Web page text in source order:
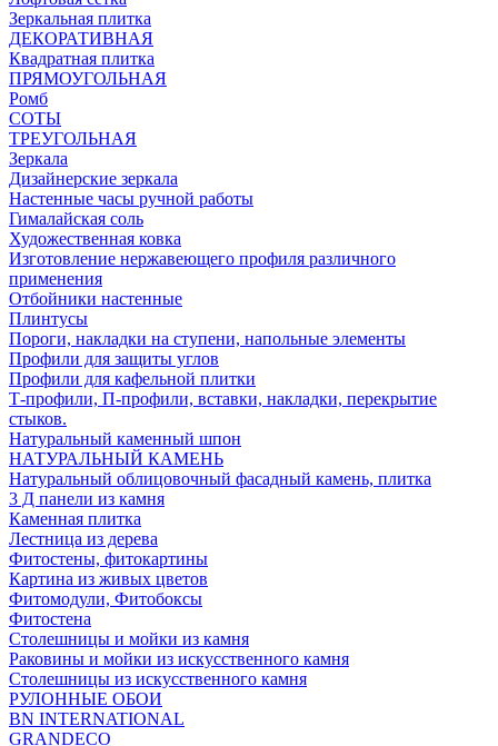
Зеркальная плитка
ДЕКОРАТИВНАЯ
Квадратная плитка
ПРЯМОУГОЛЬНАЯ
Ромб
СОТЫ
ТРЕУГОЛЬНАЯ
Зеркала
Дизайнерские зеркала
Настенные часы ручной работы
Гималайская соль
Художественная ковка
Изготовление нержавеющего профиля различного
применения
Отбойники настенные
Плинтусы
Пороги, накладки на ступени, напольные элементы
Профили для защиты углов
Профили для кафельной плитки
Т-профили, П-профили, вставки, накладки, перекрытие
стыков.
Натуральный каменный шпон
НАТУРАЛЬНЫЙ КАМЕНЬ
Натуральный облицовочный фасадный камень, плитка
3 Д панели из камня
Каменная плитка
Лестница из дерева
Фитостены, фитокартины
Картина из живых цветов
Фитомодули, Фитобоксы
Фитостена
Столешницы и мойки из камня
Раковины и мойки из искусственного камня
Столешницы из искусственного камня
РУЛОННЫЕ ОБОИ
BN INTERNATIONAL
GRANDECO